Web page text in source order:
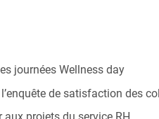
journées Wellness day
de satisfaction des